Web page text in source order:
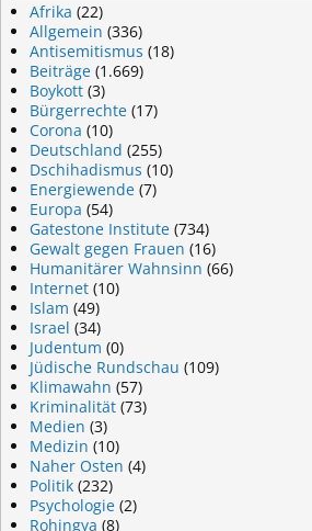
Afrika (22)
Allgemein (336)
Antisemitismus (18)
Beiträge (1.669)
Boykott (3)
Bürgerrechte (17)
Corona (10)
Deutschland (255)
Dschihadismus (10)
Energiewende (7)
Europa (54)
Gatestone Institute (734)
Gewalt gegen Frauen (16)
Humanitärer Wahnsinn (66)
Internet (10)
Islam (49)
Israel (34)
Judentum (0)
Jüdische Rundschau (109)
Klimawahn (57)
Kriminalität (73)
Medien (3)
Medizin (10)
Naher Osten (4)
Politik (232)
Psychologie (2)
Rohingya (8)